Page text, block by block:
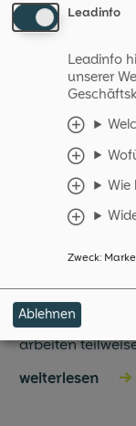
uns auf den
08.07.2026 –
Hybrid
Technik,
Auf den ersten
hybriden
arbeiten
weiterlesen →
Leadinfo
Leadinfo
unserer
Wie
Zweck:
Ablehnen